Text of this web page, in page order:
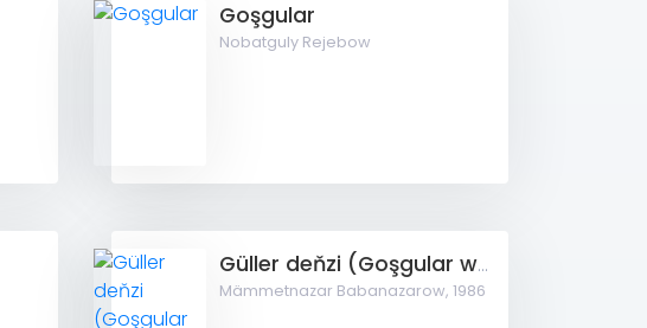
Goşgular
Nobatguly Rejebow
Güller deňzi (Goşgular we poema)
Mämmetnazar Babanazarow,1986